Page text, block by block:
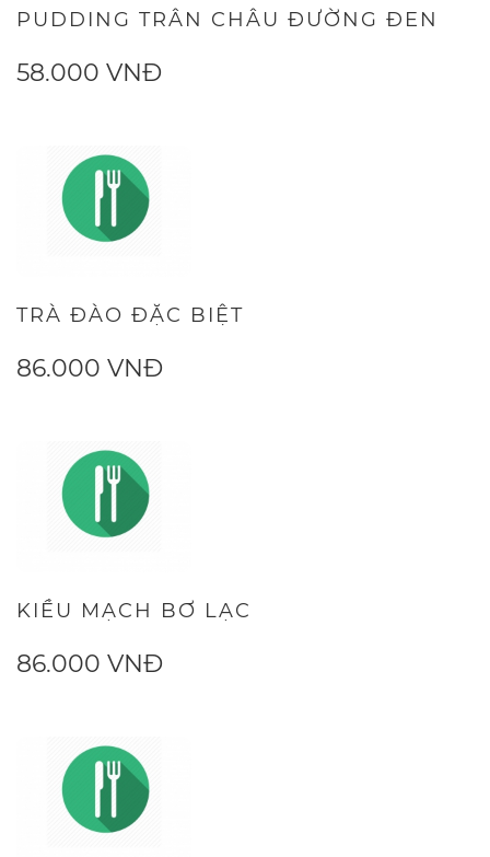
PUDDING TRÂN CHÂU ĐƯỜNG ĐEN
58.000 VNĐ
TRÀ ĐÀO ĐẶC BIỆT
86.000 VNĐ
KIỀU MẠCH BƠ LẠC
86.000 VNĐ